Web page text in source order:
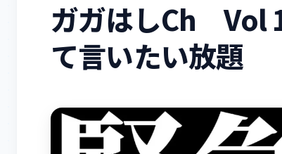
ガガはしCh Vol
て言いたい放題